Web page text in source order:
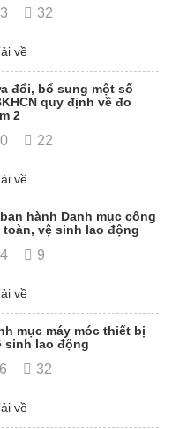
32
về
đổi, bổ sung một số
quy định về đo
2
22
về
hành Danh mục công
vệ sinh lao động
9
về
mục máy móc thiết bị
sinh lao động
32
về